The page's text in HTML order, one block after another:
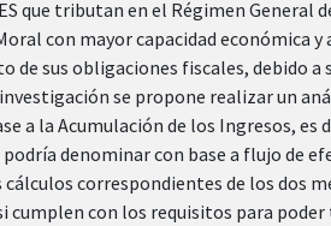
que tributan en el Régimen General
con mayor capacidad económica
sus obligaciones fiscales, debido a
se propone realizar un
a la Acumulación de los Ingresos, es
denominar con base a flujo de
correspondientes de los dos
cumplen con los requisitos para